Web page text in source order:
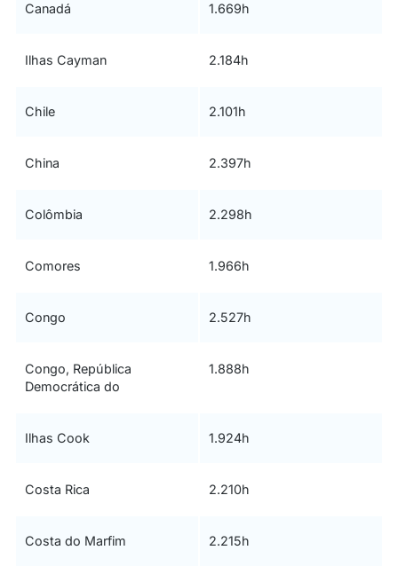
Canadá 1.669h
Ilhas Cayman 2.184h
Chile 2.101h
China 2.397h
Colômbia 2.298h
Comores 1.966h
Congo 2.527h
Congo, República
Democrática do
1.888h
Ilhas Cook 1.924h
Costa Rica 2.210h
Costa do Marfim 2.215h